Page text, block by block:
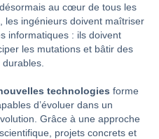
au cœur de tous les
les ingénieurs doivent maîtriser
informatiques : ils doivent
les mutations et bâtir des
technologies forme
d’évoluer dans un
Grâce à une approche
projets concrets et